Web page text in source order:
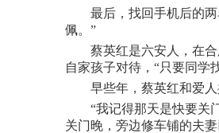
最后，找回手机后的两
佩。”
蔡英红是六安人，在合
自家孩子对待，“只要同学
早些年，蔡英红和爱人
“我记得那天是快要关门
关门晚，旁边修车铺的夫妻